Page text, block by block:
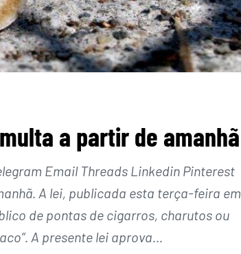
a partir de amanhã
Email Threads Linkedin Pinterest
A lei, publicada esta terça-feira em
de pontas de cigarros, charutos ou
A presente lei aprova…